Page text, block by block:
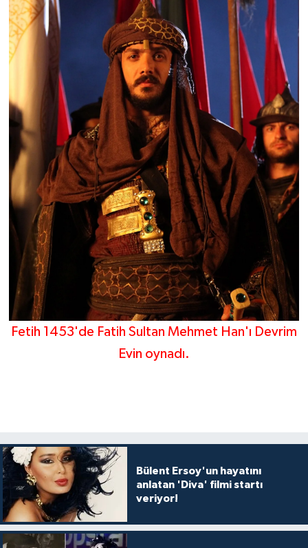
Fetih 1453'de Fatih Sultan Mehmet Han'ı Devrim
Evin oynadı.
Bülent Ersoy'un hayatını
anlatan 'Diva' filmi startı
veriyor!